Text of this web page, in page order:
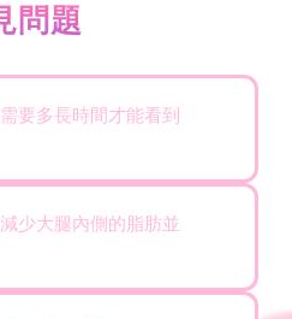
問題
要多長時間才能看到
少大腿內側的脂肪並